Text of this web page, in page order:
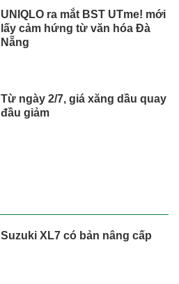
UNIQLO ra mắt BST UTme! mới
lấy cảm hứng từ văn hóa Đà
Nẵng
Từ ngày 2/7, giá xăng dầu quay
đầu giảm
Suzuki XL7 có bản nâng cấp